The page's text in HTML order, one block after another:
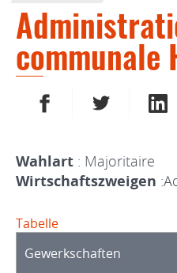
communale
AUF FACEBOOK TEILEN
AUF
Wahlart : Majoritaire
Wirtschaftszweigen
Tabelle
Gewerkschaften